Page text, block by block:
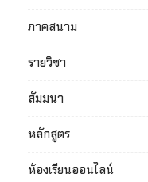
ภาคสนาม
รายวิชา
สัมมนา
หลักสูตร
ห้องเรียนออนไลน์